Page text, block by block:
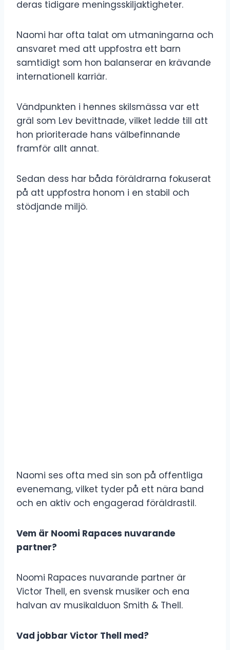
deras tidigare meningsskiljaktigheter.
Naomi har ofta talat om utmaningarna och
ansvaret med att uppfostra ett barn
samtidigt som hon balanserar en krävande
internationell karriär.
Vändpunkten i hennes skilsmässa var ett
gräl som Lev bevittnade, vilket ledde till att
hon prioriterade hans välbefinnande
framför allt annat.
Sedan dess har båda föräldrarna fokuserat
på att uppfostra honom i en stabil och
stödjande miljö.
Naomi ses ofta med sin son på offentliga
evenemang, vilket tyder på ett nära band
och en aktiv och engagerad föräldrastil.
Vem är Noomi Rapaces nuvarande
partner?
Noomi Rapaces nuvarande partner är
Victor Thell, en svensk musiker och ena
halvan av musikalduon Smith & Thell.
Vad jobbar Victor Thell med?